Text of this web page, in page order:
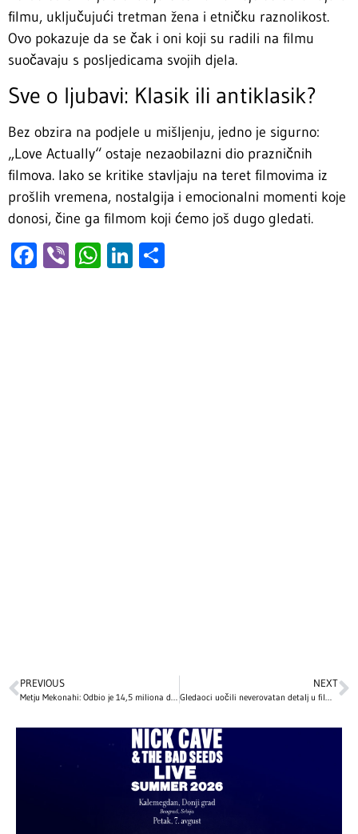
filmu, uključujući tretman žena i etničku raznolikost.
Ovo pokazuje da se čak i oni koji su radili na filmu
suočavaju s posljedicama svojih djela.
Sve o ljubavi: Klasik ili antiklasik?
Bez obzira na podjele u mišljenju, jedno je sigurno:
„Love Actually“ ostaje nezaobilazni dio prazničnih
filmova. Iako se kritike stavljaju na teret filmovima iz
prošlih vremena, nostalgija i emocionalni momenti koje
donosi, čine ga filmom koji ćemo još dugo gledati.
Facebook
ViberWhatsApp
LinkedIn
PREVIOUS
Metju Mekonahi: Odbio je 14,5 miliona dolara i spasio svoju karijeru
NEXT
Gledaoci uočili neverovatan detalj u filmu „Love Actually“ – nakon ovog saznanja ovaj božićni klasik gledaćete potpuno drugim očima!